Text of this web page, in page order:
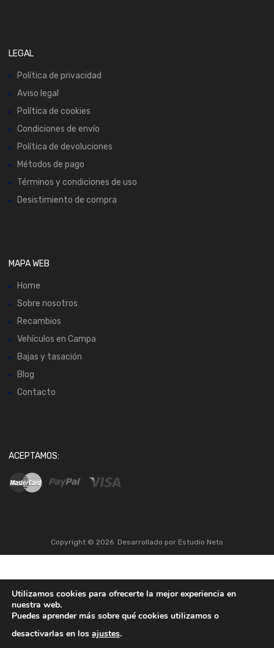
LEGAL
Política de privacidad
Aviso legal
Política de cookies
Condiciones de envío
Política de devoluciones
Métodos de pago
Términos y condiciones de uso
Desistimiento de compra
MAPA WEB
Home
Sobre nosotros
Recambios
Vehículos en Campa
Bajas y tasación
Blog
Contacto
ACEPTAMOS:
Copyright © 2026 Desarrollado por Estudio Neto
Utilizamos cookies para ofrecerte la mejor experiencia en
nuestra web.
Puedes aprender más sobre qué cookies utilizamos o
desactivarlas en los ajustes.